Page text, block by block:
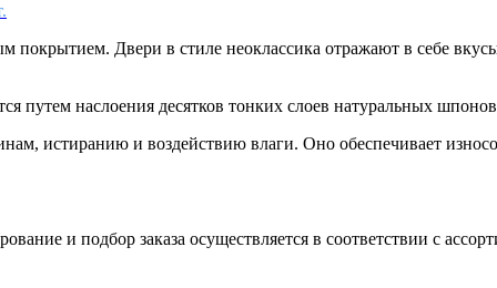
покрытием. Двери в стиле неоклассика отражают в себе
путем наслоения десятков тонких слоев натуральных
истиранию и воздействию влаги. Оно обеспечивает
и подбор заказа осуществляется в соответствии с